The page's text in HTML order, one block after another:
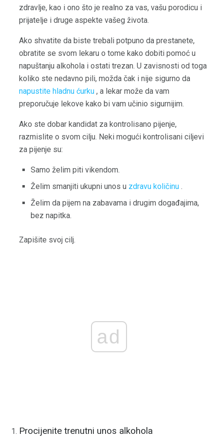
zdravlje, kao i ono što je realno za vas, vašu porodicu i
prijatelje i druge aspekte vašeg života.
Ako shvatite da biste trebali potpuno da prestanete,
obratite se svom lekaru o tome kako dobiti pomoć u
napuštanju alkohola i ostati trezan. U zavisnosti od toga
koliko ste nedavno pili, možda čak i nije sigurno da
napustite hladnu ćurku , a lekar može da vam
preporučuje lekove kako bi vam učinio sigurnijim.
Ako ste dobar kandidat za kontrolisano pijenje,
razmislite o svom cilju. Neki mogući kontrolisani ciljevi
za pijenje su:
Samo želim piti vikendom.
Želim smanjiti ukupni unos u zdravu količinu .
Želim da pijem na zabavama i drugim događajima,
bez napitka.
Zapišite svoj cilj.
ad
Procijenite trenutni unos alkohola